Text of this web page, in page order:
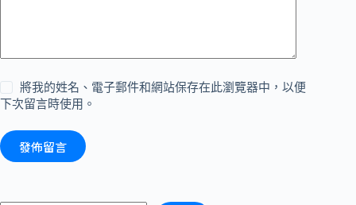
將我的姓名、電子郵件和網站保存在此瀏覽器中，以便
下次留言時使用。
發佈留言